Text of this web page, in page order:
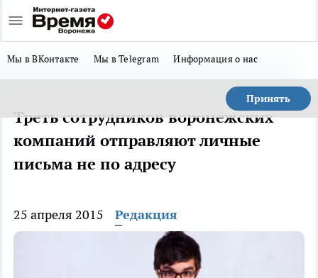
Мы в ВКонтакте Мы в Telegram Информация о нас
Принять
Треть сотрудников воронежских
компаний отправляют личные
письма не по адресу
25 апреля 2015 Редакция